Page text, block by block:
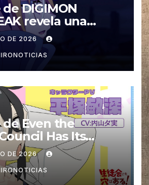
DIGIMON
revela una
para su ultimo
DE 2026
de Even the
Has Its
una nueva Voz
DE 2026